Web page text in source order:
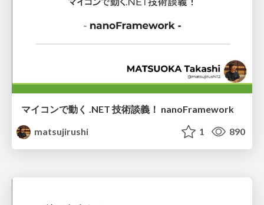
マイコンで動く .NET 技術談義！ nanoFramework
matsujirushi
1 890